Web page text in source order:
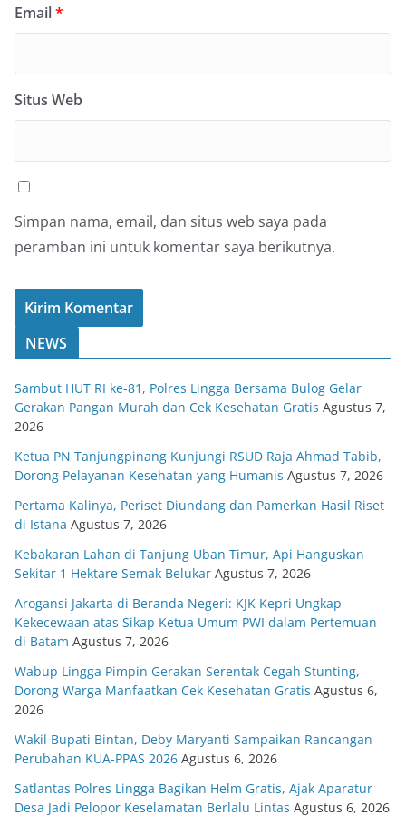
Email*
Situs Web
Simpan nama, email, dan situs web saya pada
peramban ini untuk komentar saya berikutnya.
NEWS
Sambut HUT RI ke-81, Polres Lingga Bersama Bulog Gelar
Gerakan Pangan Murah dan Cek Kesehatan Gratis Agustus 7,
2026
Ketua PN Tanjungpinang Kunjungi RSUD Raja Ahmad Tabib,
Dorong Pelayanan Kesehatan yang Humanis Agustus 7, 2026
Pertama Kalinya, Periset Diundang dan Pamerkan Hasil Riset
di Istana Agustus 7, 2026
Kebakaran Lahan di Tanjung Uban Timur, Api Hanguskan
Sekitar 1 Hektare Semak Belukar Agustus 7, 2026
Arogansi Jakarta di Beranda Negeri: KJK Kepri Ungkap
Kekecewaan atas Sikap Ketua Umum PWI dalam Pertemuan
di Batam Agustus 7, 2026
Wabup Lingga Pimpin Gerakan Serentak Cegah Stunting,
Dorong Warga Manfaatkan Cek Kesehatan Gratis Agustus 6,
2026
Wakil Bupati Bintan, Deby Maryanti Sampaikan Rancangan
Perubahan KUA-PPAS 2026 Agustus 6, 2026
Satlantas Polres Lingga Bagikan Helm Gratis, Ajak Aparatur
Desa Jadi Pelopor Keselamatan Berlalu Lintas Agustus 6, 2026